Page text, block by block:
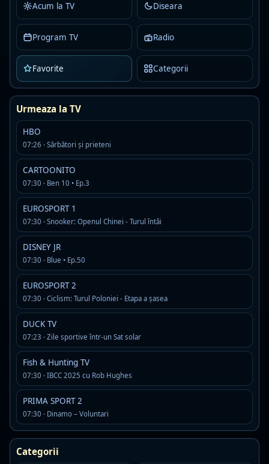
Acum la TV Diseara
Program TV Radio
Favorite Categorii
Urmeaza la TV
HBO
07:26 · Sărbători și prieteni
CARTOONITO
07:30 · Ben 10 • Ep.3
EUROSPORT 1
07:30 · Snooker: Openul Chinei - Turul întâi
DISNEY JR
07:30 · Blue • Ep.50
EUROSPORT 2
07:30 · Ciclism: Turul Poloniei - Etapa a șasea
DUCK TV
07:23 · Zile sportive într-un Sat solar
Fish & Hunting TV
07:30 · IBCC 2025 cu Rob Hughes
PRIMA SPORT 2
07:30 · Dinamo – Voluntari
Categorii
18:50 Zi de zi cu părintele Constantin Necula
19:00 Telejurnal
20:00
21:30 Concert aniversar Alexandra Chira
23:00
Program maine
00:00 Exclusiv în România
01:00 Frații Jderi
03:25
04:15 Pro patria
05:05 Universul credinţei
05:55 Imnul României
06:00 Bucuria credinţei
06:30 Guşti! Şi apoi mănânci
vezi mai mult program tv
0 din 20 programe suplimentare afisate